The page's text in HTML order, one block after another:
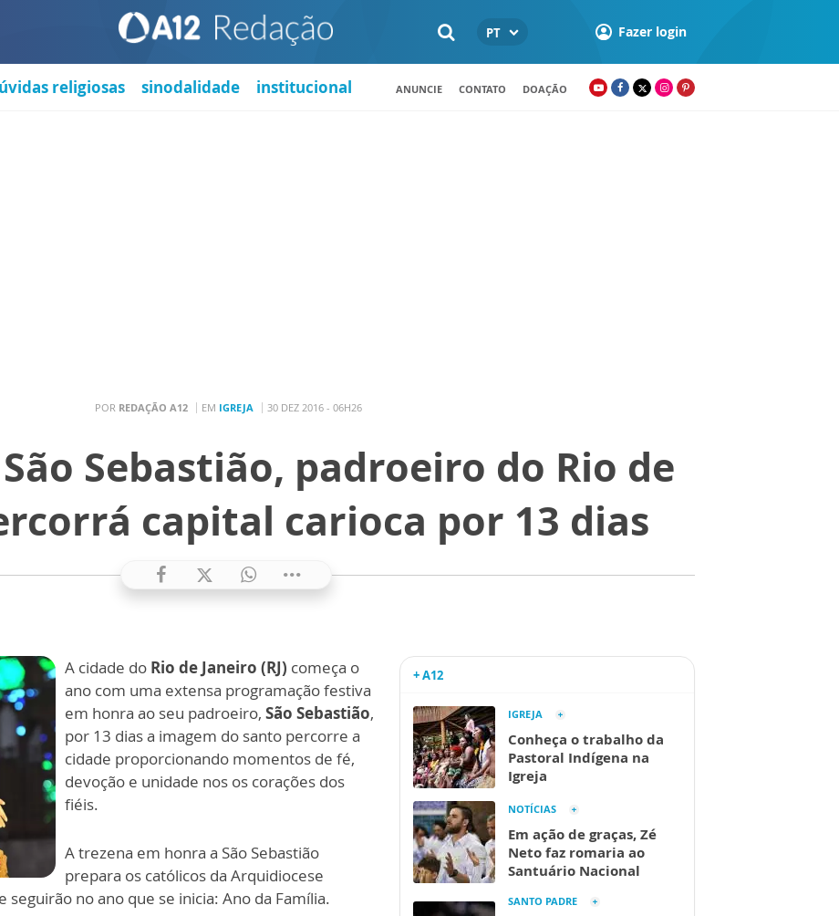
PT Fazer login
religiosas sinodalidade institucional ANUNCIE CONTATO DOAÇÃO
POR REDAÇÃO A12 EM IGREJA 30 DEZ 2016 - 06H26
Sebastião, padroeiro do Rio de
capital carioca por 13 dias
A cidade do Rio de Janeiro (RJ) começa o
ano com uma extensa programação festiva
em honra ao seu padroeiro, São Sebastião,
por 13 dias a imagem do santo percorre a
cidade proporcionando momentos de fé,
devoção e unidade nos os corações dos
fiéis.
A trezena em honra a São Sebastião
prepara os católicos da Arquidiocese
no ano que se inicia: Ano da Família.
+ A12
IGREJA
Conheça o trabalho da
Pastoral Indígena na
Igreja
NOTÍCIAS
Em ação de graças, Zé
Neto faz romaria ao
Santuário Nacional
SANTO PADRE